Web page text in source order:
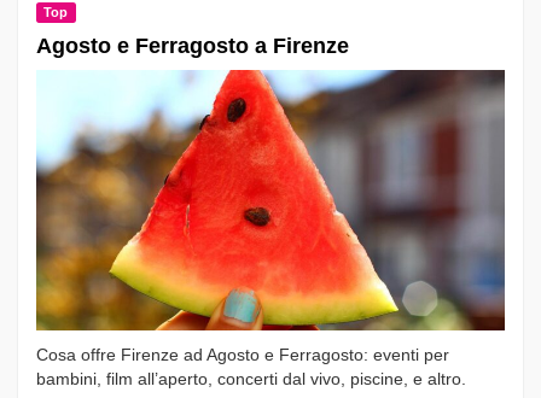
Top
Agosto e Ferragosto a Firenze
Cosa offre Firenze ad Agosto e Ferragosto: eventi per
bambini, film all’aperto, concerti dal vivo, piscine, e altro.